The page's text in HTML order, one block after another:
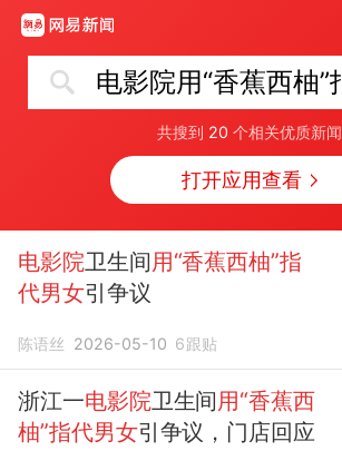
共搜到 20 个相关优质新闻
打开应用查看
电影院卫生间用“香蕉西柚”指
代男女引争议
陈语丝 2026-05-10 6跟贴
浙江一电影院卫生间用“香蕉西
柚”指代男女引争议，门店回应